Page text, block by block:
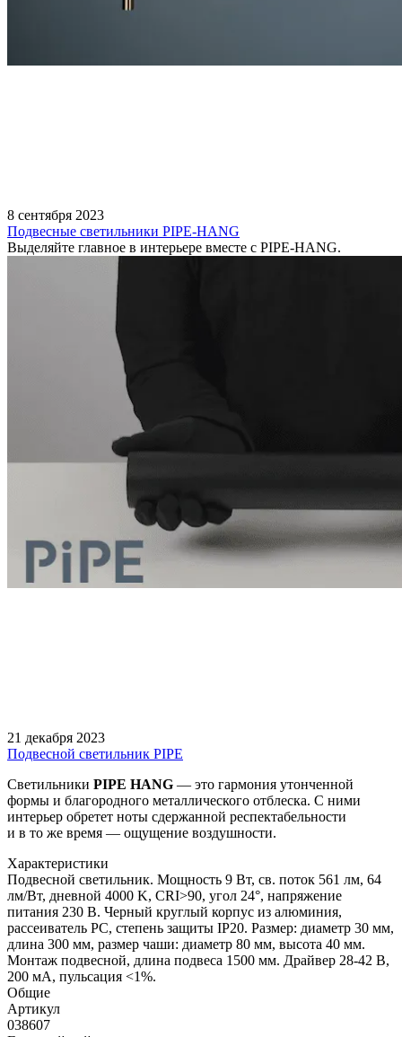
8 сентября 2023
Подвесные светильники PIPE-HANG
Выделяйте главное в интерьере вместе с PIPE-HANG.
21 декабря 2023
Подвесной светильник PIPE
Светильники PIPE HANG — это гармония утонченной
формы и благородного металлического отблеска. С ними
интерьер обретет ноты сдержанной респектабельности
и в то же время — ощущение воздушности.
Характеристики
Подвесной светильник. Мощность 9 Вт, св. поток 561 лм, 64
лм/Вт, дневной 4000 K, CRI>90, угол 24°, напряжение
питания 230 В. Черный круглый корпус из алюминия,
рассеиватель PC, степень защиты IP20. Размер: диаметр 30 мм,
длина 300 мм, размер чаши: диаметр 80 мм, высота 40 мм.
Монтаж подвесной, длина подвеса 1500 мм. Драйвер 28-42 В,
200 мА, пульсация <1%.
Общие
Артикул
038607